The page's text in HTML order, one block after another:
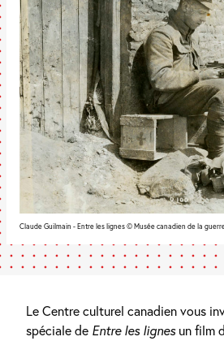
Claude Guilmain - Entre les lignes © Musée canadien de la
Le Centre culturel canadien vous
spéciale de Entre les lignesun film